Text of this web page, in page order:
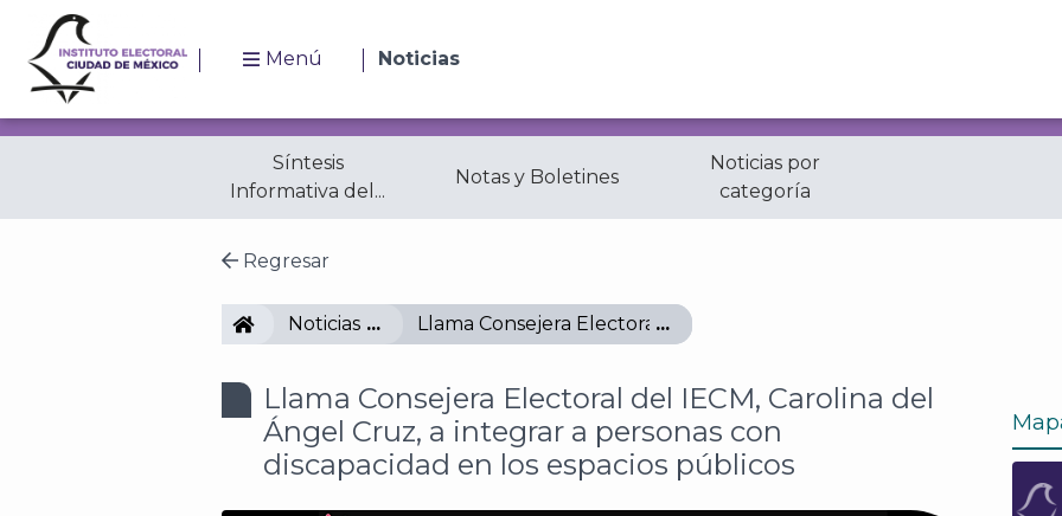
Menú Noticias
Síntesis
Informativa del...
Notas y Boletines
Noticias por
categoría
Regresar
IECMNoticias Llama Consejera Electoral del IECM, Carolina del Ángel Cruz, a
Llama Consejera Electoral del IECM, Carolina del
Ángel Cruz, a integrar a personas con
discapacidad en los espacios públicos